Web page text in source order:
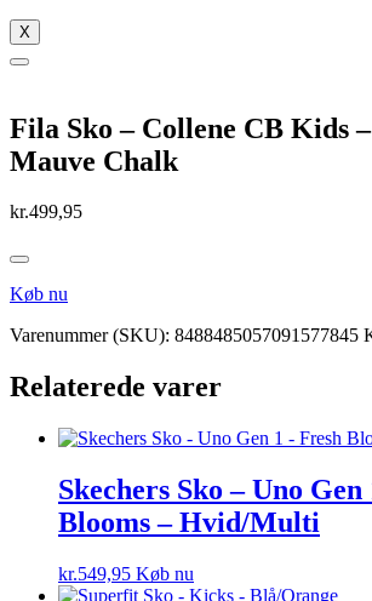
X
Fila Sko – Collene CB Kids
Mauve Chalk
kr.499,95
Køb nu
Varenummer (SKU): 8488485057091577845
Relaterede varer
Skechers Sko – Uno Gen
Blooms – Hvid/Multi
kr.549,95 Køb nu